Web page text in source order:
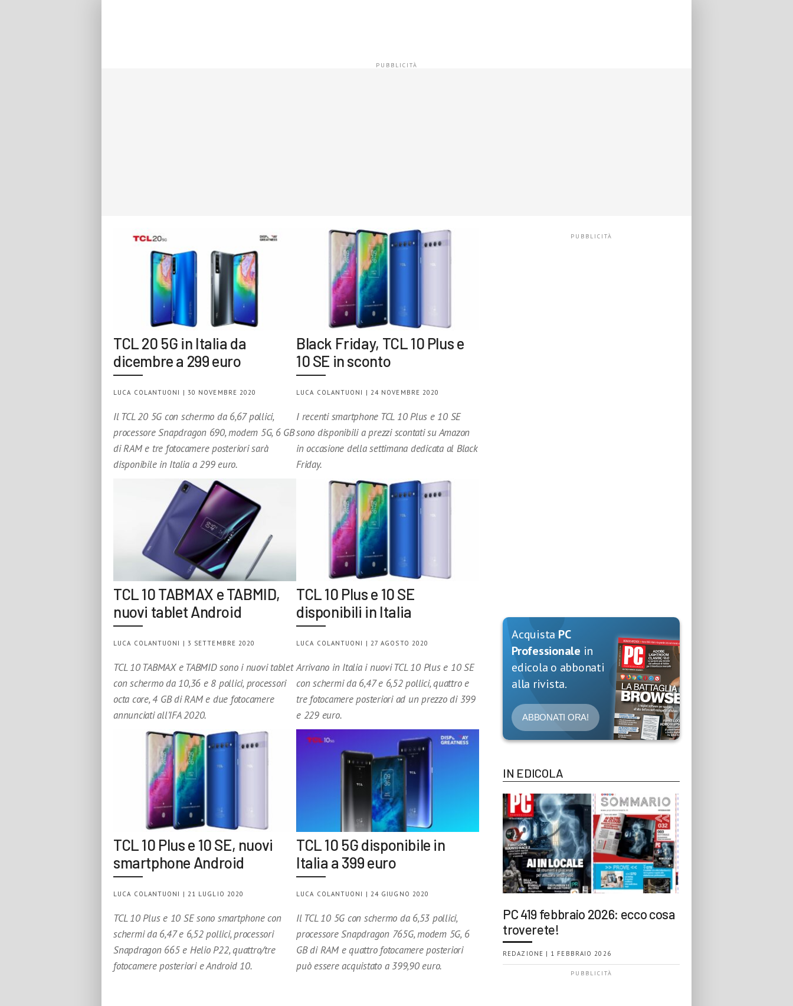
TCL 20 5G in Italia da
dicembre a 299 euro
LUCA COLANTUONI | 30 NOVEMBRE 2020
Il TCL 20 5G con schermo da 6,67 pollici,
processore Snapdragon 690, modem 5G, 6 GB
di RAM e tre fotocamere posteriori sarà
disponibile in Italia a 299 euro.
Black Friday, TCL 10 Plus e
10 SE in sconto
LUCA COLANTUONI | 24 NOVEMBRE 2020
I recenti smartphone TCL 10 Plus e 10 SE
sono disponibili a prezzi scontati su Amazon
in occasione della settimana dedicata al Black
Friday.
TCL 10 TABMAX e TABMID,
nuovi tablet Android
LUCA COLANTUONI | 3 SETTEMBRE 2020
TCL 10 TABMAX e TABMID sono i nuovi tablet
con schermo da 10,36 e 8 pollici, processori
octa core, 4 GB di RAM e due fotocamere
annunciati all’IFA 2020.
TCL 10 Plus e 10 SE
disponibili in Italia
LUCA COLANTUONI | 27 AGOSTO 2020
Arrivano in Italia i nuovi TCL 10 Plus e 10 SE
con schermi da 6,47 e 6,52 pollici, quattro e
tre fotocamere posteriori ad un prezzo di 399
e 229 euro.
TCL 10 Plus e 10 SE, nuovi
smartphone Android
LUCA COLANTUONI | 21 LUGLIO 2020
TCL 10 Plus e 10 SE sono smartphone con
schermi da 6,47 e 6,52 pollici, processori
Snapdragon 665 e Helio P22, quattro/tre
fotocamere posteriori e Android 10.
TCL 10 5G disponibile in
Italia a 399 euro
LUCA COLANTUONI | 24 GIUGNO 2020
Il TCL 10 5G con schermo da 6,53 pollici,
processore Snapdragon 765G, modem 5G, 6
GB di RAM e quattro fotocamere posteriori
può essere acquistato a 399,90 euro.
Acquista PC
Professionale in
edicola o abbonati
alla rivista.
ABBONATI ORA!
IN EDICOLA
PC 419 febbraio 2026: ecco cosa
troverete!
REDAZIONE | 1 FEBBRAIO 2026